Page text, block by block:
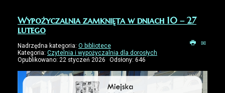
Wypożyczalnia zamknięta w dniach 10 – 27
lutego
Nadrzędna kategoria: O bibliotece
Kategoria: Czytelnia i wypożyczalnia dla dorosłych
Opublikowano: 22 styczeń 2026
Odsłony: 646